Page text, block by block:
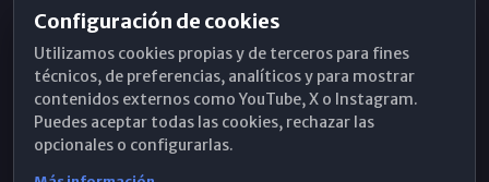
Horarios de Misa
Hemeroteca
WhatsApp
Configuración de cookies
Utilizamos cookies propias y de terceros para fines
técnicos, de preferencias, analíticos y para mostrar
contenidos externos como YouTube, X o Instagram.
Puedes aceptar todas las cookies, rechazar las
opcionales o configurarlas.